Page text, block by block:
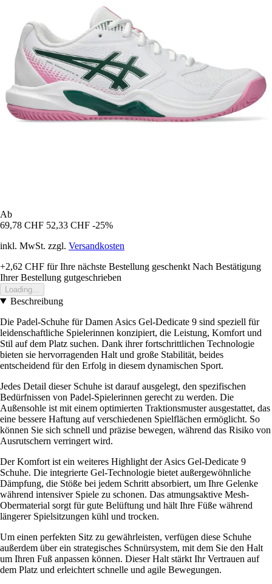
Ab
69,78 CHF 52,33 CHF -25%
inkl. MwSt. zzgl. Versandkosten
+2,62 CHF für Ihre nächste Bestellung geschenkt Nach Bestätigung
Ihrer Bestellung gutgeschrieben
Loading...
Beschreibung
Die Padel-Schuhe für Damen Asics Gel-Dedicate 9 sind speziell für
leidenschaftliche Spielerinnen konzipiert, die Leistung, Komfort und
Stil auf dem Platz suchen. Dank ihrer fortschrittlichen Technologie
bieten sie hervorragenden Halt und große Stabilität, beides
entscheidend für den Erfolg in diesem dynamischen Sport.
Jedes Detail dieser Schuhe ist darauf ausgelegt, den spezifischen
Bedürfnissen von Padel-Spielerinnen gerecht zu werden. Die
Außensohle ist mit einem optimierten Traktionsmuster ausgestattet, das
eine bessere Haftung auf verschiedenen Spielflächen ermöglicht. So
können Sie sich schnell und präzise bewegen, während das Risiko von
Ausrutschern verringert wird.
Der Komfort ist ein weiteres Highlight der Asics Gel-Dedicate 9
Schuhe. Die integrierte Gel-Technologie bietet außergewöhnliche
Dämpfung, die Stöße bei jedem Schritt absorbiert, um Ihre Gelenke
während intensiver Spiele zu schonen. Das atmungsaktive Mesh-
Obermaterial sorgt für gute Belüftung und hält Ihre Füße während
längerer Spielsitzungen kühl und trocken.
Um einen perfekten Sitz zu gewährleisten, verfügen diese Schuhe
außerdem über ein strategisches Schnürsystem, mit dem Sie den Halt
um Ihren Fuß anpassen können. Dieser Halt stärkt Ihr Vertrauen auf
dem Platz und erleichtert schnelle und agile Bewegungen.